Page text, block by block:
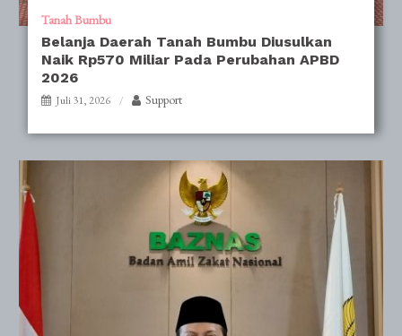
Tanah Bumbu
Belanja Daerah Tanah Bumbu Diusulkan
Naik Rp570 Miliar Pada Perubahan APBD
2026
Juli 31, 2026 Support